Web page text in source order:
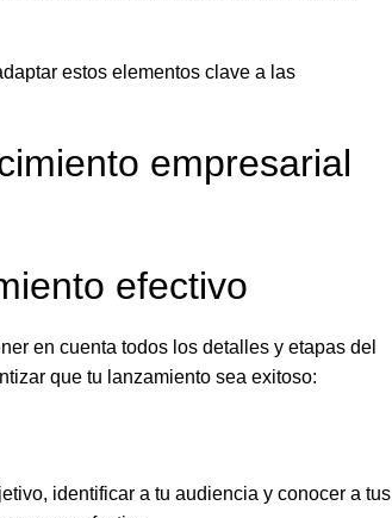
estos elementos clave a las
empresarial
efectivo
en cuenta todos los detalles y etapas del
que tu lanzamiento sea exitoso:
identificar a tu audiencia y conocer a tus